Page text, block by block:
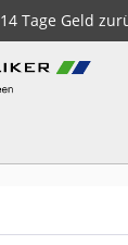
14 Tage Geld